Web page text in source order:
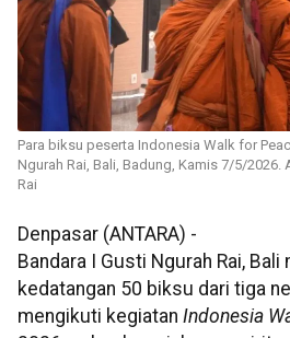
Para biksu peserta Indonesia Walk for
Ngurah Rai, Bali, Badung, Kamis 7/5/2026.
Rai
Denpasar (ANTARA) -
Bandara I Gusti Ngurah Rai,
kedatangan 50 biksu dari tiga
mengikuti kegiatan Indonesia